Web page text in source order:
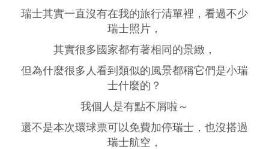
瑞士其實一直沒有在我的旅行清單裡，看過不少
瑞士照片，
其實很多國家都有著相同的景緻，
但為什麼很多人看到類似的風景都稱它們是小瑞
士什麼的？
我個人是有點不屑啦～
還不是本次環球票可以免費加停瑞士，也沒搭過
瑞士航空，